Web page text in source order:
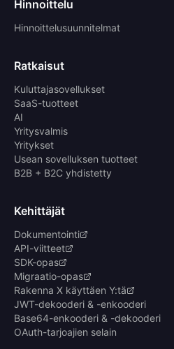
Hinnoittelu
Hinnoittelusuunnitelmat
Ratkaisut
Kuluttajasovellukset
SaaS-tuotteet
AI
Yritysvalmis
Yritykset
Usean sovelluksen tuotteet
B2B + B2C yhdistetty
Kehittäjät
Dokumentointi
API-viitteet
SDK-opas
Migraatio-opas
Rakenna X käyttäen Y:tä
JWT-dekooderi & -enkooderi
Base64-enkooderi & -dekooderi
OAuth-tarjoajien selain